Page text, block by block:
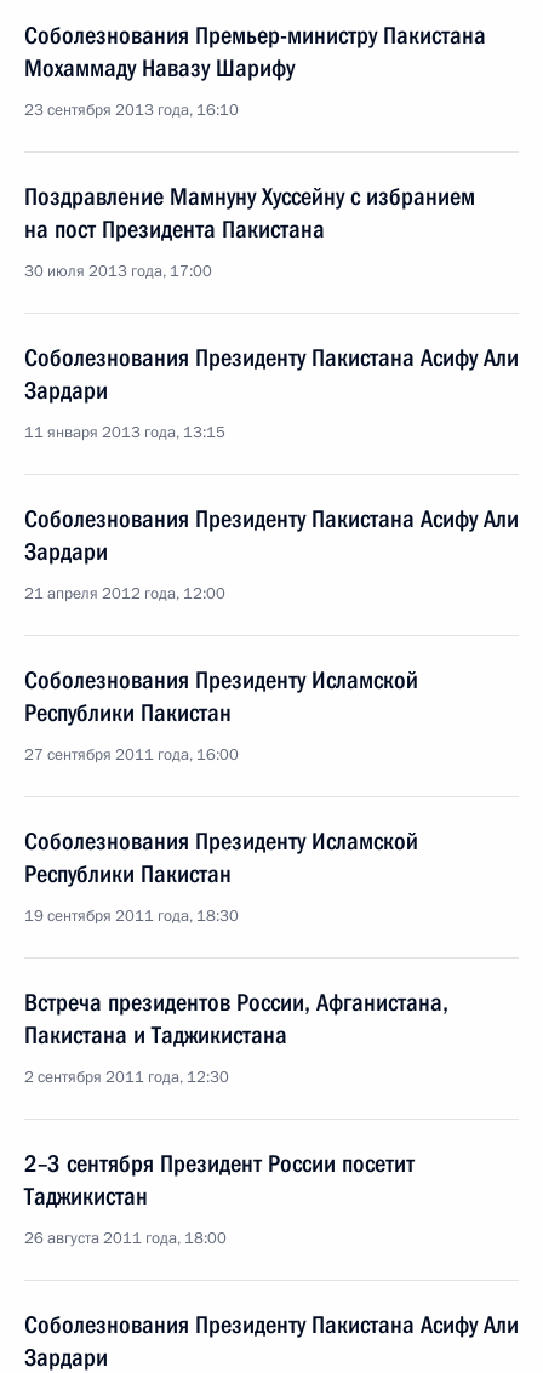
Соболезнования Премьер-министру Пакистана
Мохаммаду Навазу Шарифу
23 сентября 2013 года, 16:10
Поздравление Мамнуну Хуссейну с избранием
на пост Президента Пакистана
30 июля 2013 года, 17:00
Соболезнования Президенту Пакистана Асифу Али
Зардари
11 января 2013 года, 13:15
Соболезнования Президенту Пакистана Асифу Али
Зардари
21 апреля 2012 года, 12:00
Соболезнования Президенту Исламской
Республики Пакистан
27 сентября 2011 года, 16:00
Соболезнования Президенту Исламской
Республики Пакистан
19 сентября 2011 года, 18:30
Встреча президентов России, Афганистана,
Пакистана и Таджикистана
2 сентября 2011 года, 12:30
2–3 сентября Президент России посетит
Таджикистан
26 августа 2011 года, 18:00
Соболезнования Президенту Пакистана Асифу Али
Зардари